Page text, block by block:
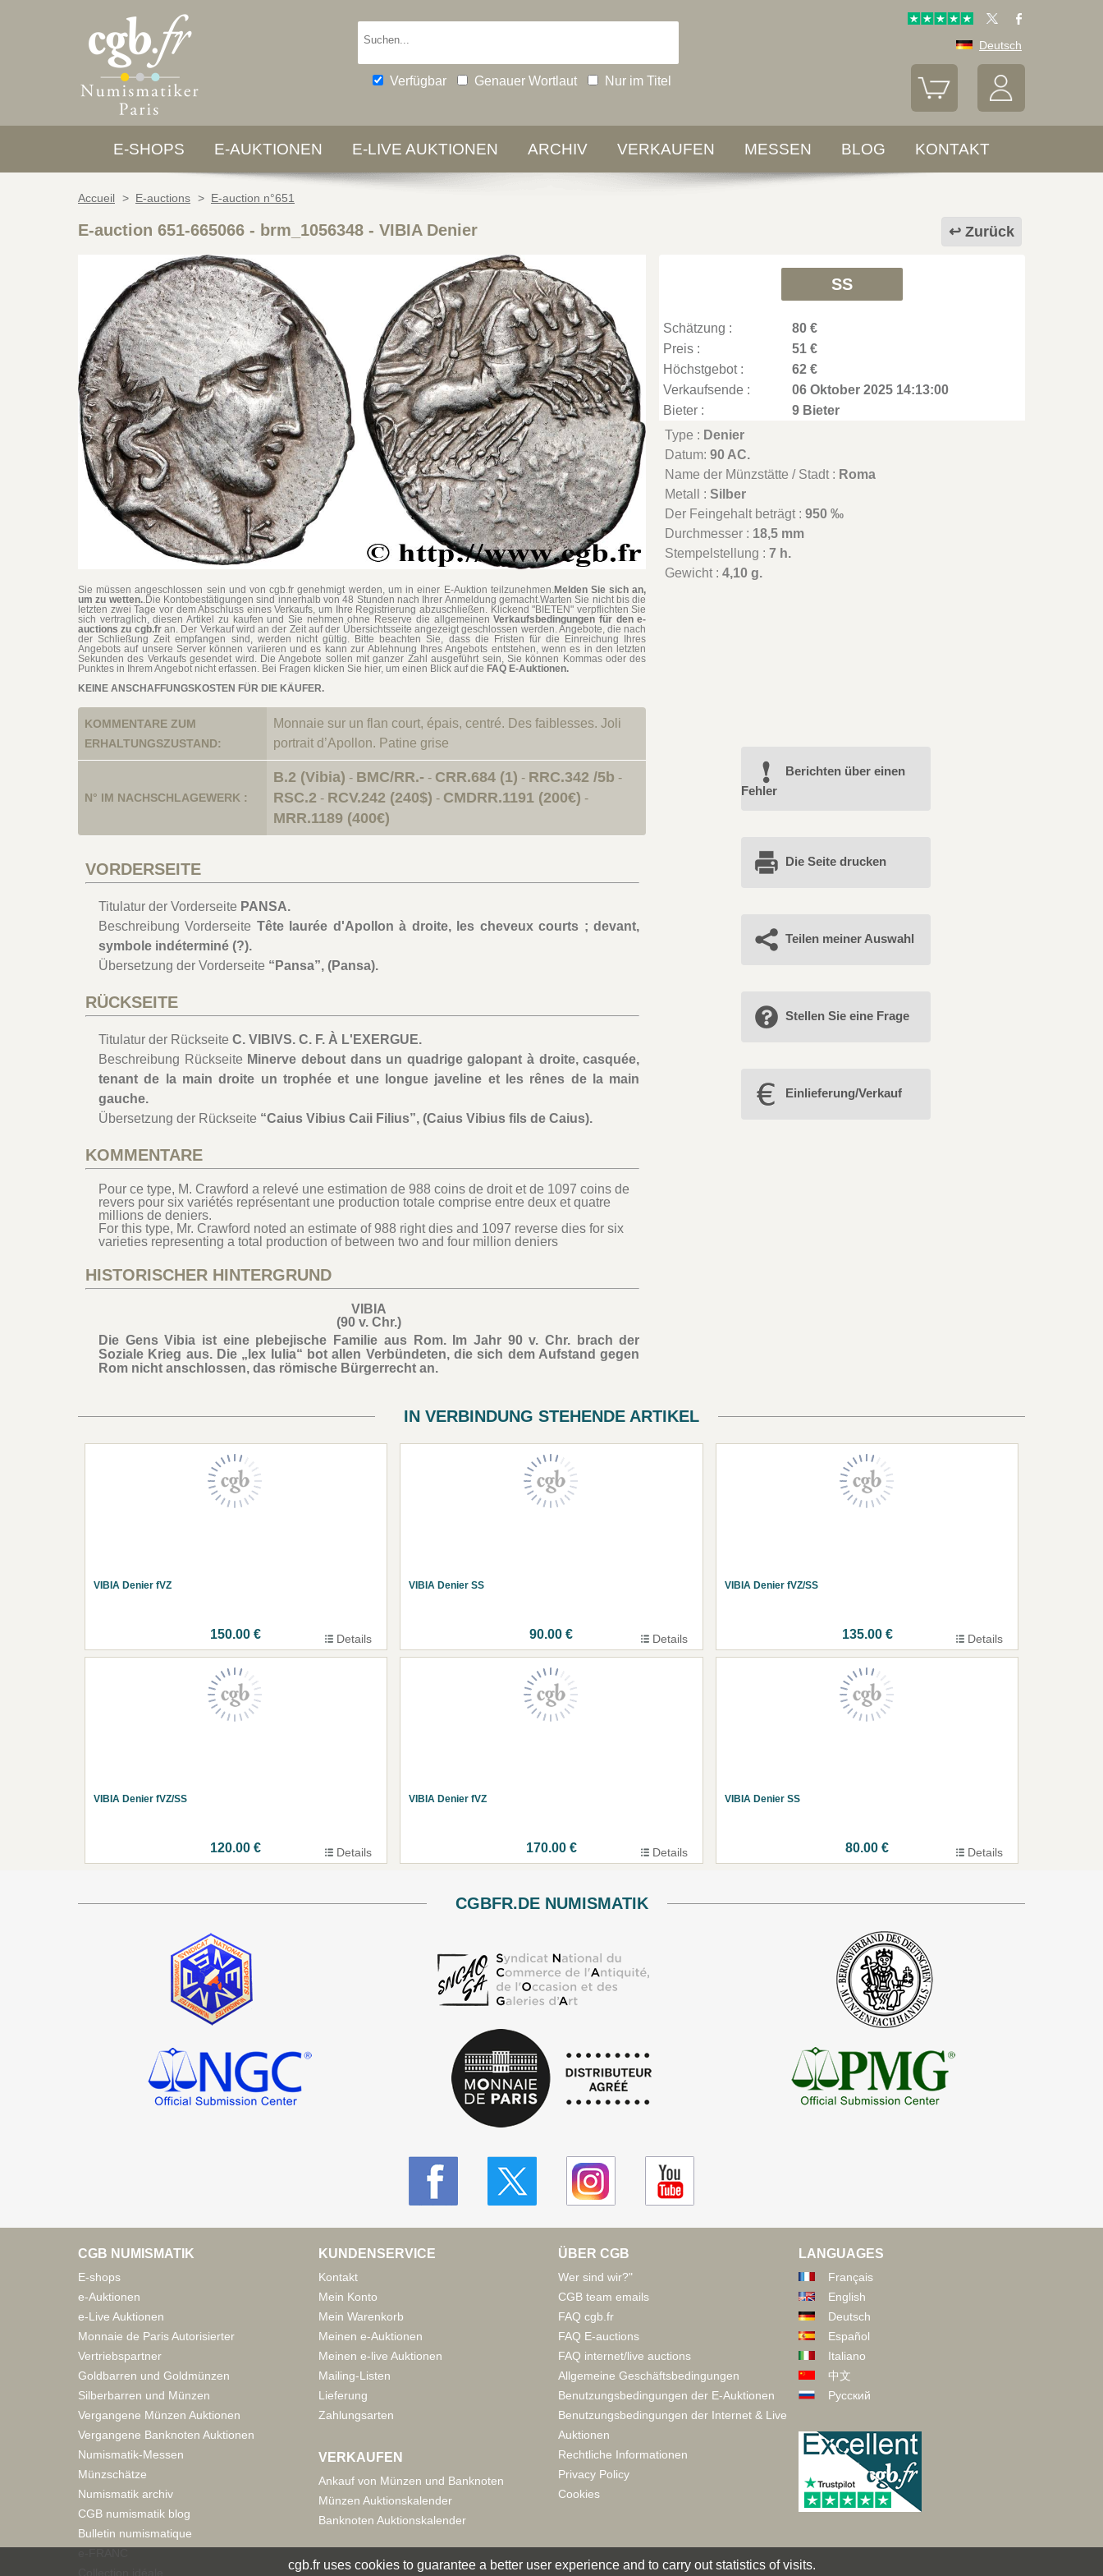
Verfügbar Genauer Wortlaut Nur im Titel
Deutsch
E-SHOPS E-AUKTIONEN E-LIVE AUKTIONEN ARCHIV VERKAUFEN MESSEN BLOG KONTAKT
Accueil > E-auctions > E-auction n°651
Zurück
E-auction 651-665066 - brm_1056348 - VIBIA Denier
Sie müssen angeschlossen sein und von cgb.fr genehmigt werden, um in einer E-Auktion teilzunehmen.Melden Sie sich an,
um zu wetten..Die Kontobestätigungen sind innerhalb von 48 Stunden nach Ihrer Anmeldung gemacht.Warten Sie nicht bis die
letzten zwei Tage vor dem Abschluss eines Verkaufs, um Ihre Registrierung abzuschließen. Klickend "BIETEN" verpflichten Sie
sich vertraglich, diesen Artikel zu kaufen und Sie nehmen ohne Reserve die allgemeinenVerkaufsbedingungen für den e-
auctions zu cgb.fran. Der Verkauf wird an der Zeit auf der Übersichtsseite angezeigt geschlossen werden. Angebote, die nach
der Schließung Zeit empfangen sind, werden nicht gültig. Bitte beachten Sie, dass die Fristen für die Einreichung Ihres
Angebots auf unsere Server können variieren und es kann zur Ablehnung Ihres Angebots entstehen, wenn es in den letzten
Sekunden des Verkaufs gesendet wird. Die Angebote sollen mit ganzer Zahl ausgeführt sein, Sie können Kommas oder des
Punktes in Ihrem Angebot nicht erfassen. Bei Fragen klicken Sie hier, um einen Blick auf die FAQ E-Auktionen.
KEINE ANSCHAFFUNGSKOSTEN FÜR DIE KÄUFER.
SS
Schätzung :
80 €
Preis :
51 €
Höchstgebot :
62 €
Verkaufsende :
06 Oktober 2025 14:13:00
Bieter :
9 Bieter
Type : Denier
Datum:90 AC.
Name der Münzstätte / Stadt : Roma
Metall :Silber
Der Feingehalt beträgt :950 ‰
Durchmesser : 18,5 mm
Stempelstellung :7 h.
Gewicht :4,10 g.
KOMMENTARE ZUM
ERHALTUNGSZUSTAND:
Monnaie sur un flan court, épais, centré. Des faiblesses. Joli
portrait d’Apollon. Patine grise
N° IM NACHSCHLAGEWERK :
B.2 (Vibia) - BMC/RR.- - CRR.684 (1) - RRC.342 /5b -
RSC.2 - RCV.242 (240$) - CMDRR.1191 (200€) -
MRR.1189 (400€)
VORDERSEITE
Titulatur der Vorderseite PANSA.
Beschreibung Vorderseite Tête laurée d'Apollon à droite, les cheveux courts ; devant,
symbole indéterminé (?).
Übersetzung der Vorderseite “Pansa”, (Pansa).
RÜCKSEITE
Titulatur der Rückseite C. VIBIVS. C. F. À L'EXERGUE.
Beschreibung Rückseite Minerve debout dans un quadrige galopant à droite, casquée,
tenant de la main droite un trophée et une longue javeline et les rênes de la main
gauche.
Übersetzung der Rückseite “Caius Vibius Caii Filius”, (Caius Vibius fils de Caius).
KOMMENTARE
Pour ce type, M. Crawford a relevé une estimation de 988 coins de droit et de 1097 coins de
revers pour six variétés représentant une production totale comprise entre deux et quatre
millions de deniers.
For this type, Mr. Crawford noted an estimate of 988 right dies and 1097 reverse dies for six
varieties representing a total production of between two and four million deniers
HISTORISCHER HINTERGRUND
VIBIA
(90 v. Chr.)
Die Gens Vibia ist eine plebejische Familie aus Rom. Im Jahr 90 v. Chr. brach der
Soziale Krieg aus. Die „lex Iulia“ bot allen Verbündeten, die sich dem Aufstand gegen
Rom nicht anschlossen, das römische Bürgerrecht an.
Berichten über einen
Fehler
Die Seite drucken
Teilen meiner Auswahl
Stellen Sie eine Frage
Einlieferung/Verkauf
IN VERBINDUNG STEHENDE ARTIKEL
VIBIA Denier fVZ
150.00 € Details
VIBIA Denier SS
90.00 € Details
VIBIA Denier fVZ/SS
135.00 € Details
VIBIA Denier fVZ/SS
120.00 € Details
VIBIA Denier fVZ
170.00 € Details
VIBIA Denier SS
80.00 € Details
CGBFR.DE NUMISMATIK
CGB NUMISMATIK
E-shops
e-Auktionen
e-Live Auktionen
Monnaie de Paris Autorisierter
Vertriebspartner
Goldbarren und Goldmünzen
Silberbarren und Münzen
Vergangene Münzen Auktionen
Vergangene Banknoten Auktionen
Numismatik-Messen
Münzschätze
Numismatik archiv
CGB numismatik blog
Bulletin numismatique
KUNDENSERVICE
Kontakt
Mein Konto
Mein Warenkorb
Meinen e-Auktionen
Meinen e-live Auktionen
Mailing-Listen
Lieferung
Zahlungsarten
VERKAUFEN
Ankauf von Münzen und Banknoten
Münzen Auktionskalender
Banknoten Auktionskalender
ÜBER CGB
Wer sind wir?"
CGB team emails
FAQ cgb.fr
FAQ E-auctions
FAQ internet/live auctions
Allgemeine Geschäftsbedingungen
Benutzungsbedingungen der E-Auktionen
Benutzungsbedingungen der Internet & Live
Auktionen
Rechtliche Informationen
Privacy Policy
Cookies
LANGUAGES
Français
English
Deutsch
Español
Italiano
中文
Русский
cgb.fr uses cookies to guarantee a better user experience and to carry out statistics of visits.